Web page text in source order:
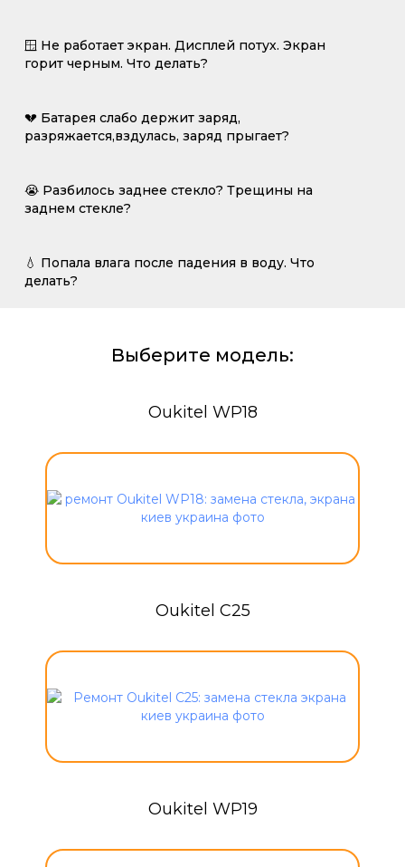
🪟 Не работает экран. Дисплей потух. Экран
горит черным. Что делать?
💔 Батарея слабо держит заряд,
разряжается,вздулась, заряд прыгает?
😭 Разбилось заднее стекло? Трещины на
заднем стекле?
💧 Попала влага после падения в воду. Что
делать?
Выберите модель:
Oukitel WP18
Oukitel C25
Oukitel WP19